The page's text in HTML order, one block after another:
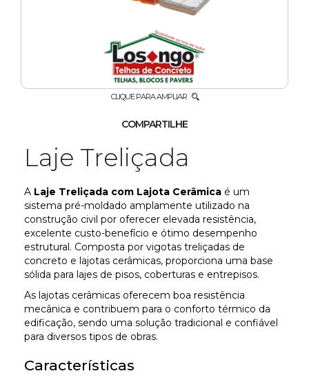
TELHAS
DÚVIDAS
FREQUENTES
CONTATO
CLIQUE PARA AMPLIAR
COMPARTILHE
Laje Treliçada
A Laje Treliçada com Lajota Cerâmica é um
sistema pré-moldado amplamente utilizado na
construção civil por oferecer elevada resistência,
excelente custo-benefício e ótimo desempenho
estrutural. Composta por vigotas treliçadas de
concreto e lajotas cerâmicas, proporciona uma base
sólida para lajes de pisos, coberturas e entrepisos.
As lajotas cerâmicas oferecem boa resistência
mecânica e contribuem para o conforto térmico da
edificação, sendo uma solução tradicional e confiável
para diversos tipos de obras.
Características